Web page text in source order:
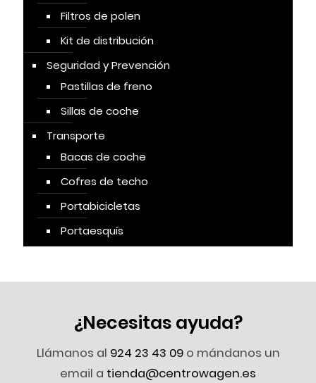
Filtros de polen
Kit de distribución
Seguridad y Prevención
Pastillas de freno
Sillas de coche
Transporte
Bacas de coche
Cofres de techo
Portabicicletas
Portaesquís
¿Necesitas ayuda?
Llámanos al 924 23 43 09o mándanos un
email a tienda@centrowagen.es